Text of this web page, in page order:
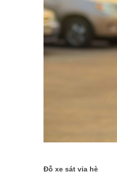
Đỗ xe sát vỉa hè